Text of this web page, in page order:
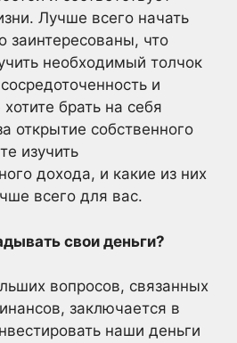
Лучше всего начать
заинтересованы, что
необходимый толчок
и
брать на себя
открытие собственного
изучить
дохода, и какие из них
всего для вас.
свои деньги?
вопросов, связанных
заключается в
наши деньги